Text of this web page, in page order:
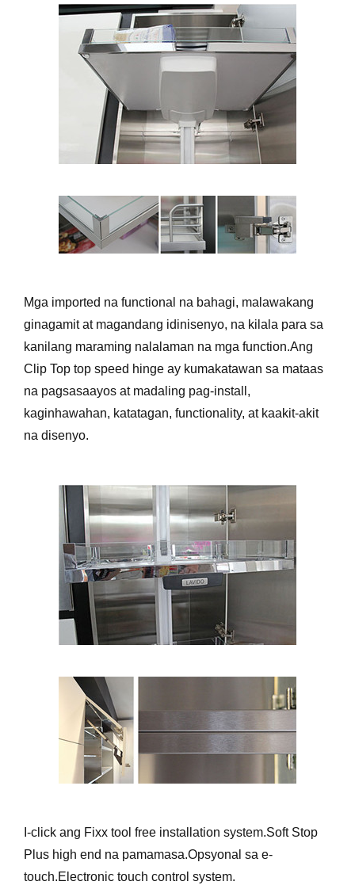
Mga imported na functional na bahagi, malawakang
ginagamit at magandang idinisenyo, na kilala para sa
kanilang maraming nalalaman na mga function.Ang
Clip Top top speed hinge ay kumakatawan sa mataas
na pagsasaayos at madaling pag-install,
kaginhawahan, katatagan, functionality, at kaakit-akit
na disenyo.
I-click ang Fixx tool free installation system.Soft Stop
Plus high end na pamamasa.Opsyonal sa e-
touch.Electronic touch control system.